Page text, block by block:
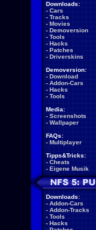
Downloads:
- Cars
- Tracks
- Movies
- Demoversion
- Tools
- Hacks
- Patches
- Driverskins
Demoversion:
- Download
- Addon-Cars
- Hacks
- Tools
Media:
- Screenshots
- Wallpaper
FAQs:
- Multiplayer
Tipps&Tricks:
- Cheats
- Eigene Musik
Downloads:
- Addon-Cars
- Addon-Tracks
- Tools
- Hacks